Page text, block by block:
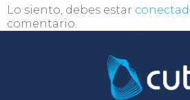
Lo siento, debes estar
comentario.